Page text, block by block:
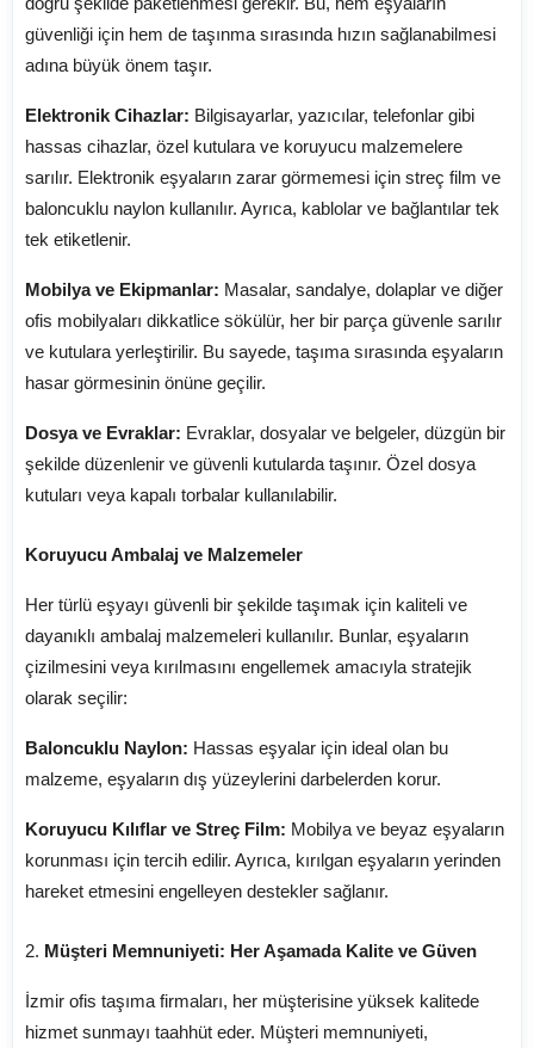
güvenliği için hem de taşınma sırasında hızın sağlanabilmesi
adına büyük önem taşır.
Elektronik Cihazlar: Bilgisayarlar, yazıcılar, telefonlar gibi
hassas cihazlar, özel kutulara ve koruyucu malzemelere
sarılır. Elektronik eşyaların zarar görmemesi için streç film ve
baloncuklu naylon kullanılır. Ayrıca, kablolar ve bağlantılar tek
tek etiketlenir.
Mobilya ve Ekipmanlar: Masalar, sandalye, dolaplar ve diğer
ofis mobilyaları dikkatlice sökülür, her bir parça güvenle sarılır
ve kutulara yerleştirilir. Bu sayede, taşıma sırasında eşyaların
hasar görmesinin önüne geçilir.
Dosya ve Evraklar: Evraklar, dosyalar ve belgeler, düzgün bir
şekilde düzenlenir ve güvenli kutularda taşınır. Özel dosya
kutuları veya kapalı torbalar kullanılabilir.
Koruyucu Ambalaj ve Malzemeler
Her türlü eşyayı güvenli bir şekilde taşımak için kaliteli ve
dayanıklı ambalaj malzemeleri kullanılır. Bunlar, eşyaların
çizilmesini veya kırılmasını engellemek amacıyla stratejik
olarak seçilir:
Baloncuklu Naylon: Hassas eşyalar için ideal olan bu
malzeme, eşyaların dış yüzeylerini darbelerden korur.
Koruyucu Kılıflar ve Streç Film: Mobilya ve beyaz eşyaların
korunması için tercih edilir. Ayrıca, kırılgan eşyaların yerinden
hareket etmesini engelleyen destekler sağlanır.
2. Müşteri Memnuniyeti: Her Aşamada Kalite ve Güven
İzmir ofis taşıma firmaları, her müşterisine yüksek kalitede
hizmet sunmayı taahhüt eder. Müşteri memnuniyeti,